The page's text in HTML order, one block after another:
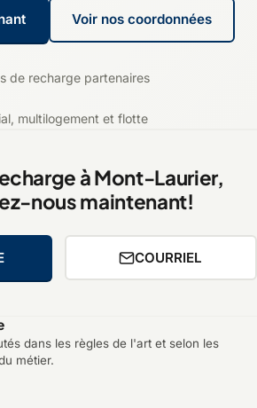
Voir nos coordonnées
de recharge partenaires
multilogement et flotte
à Mont-Laurier,
nous maintenant!
COURRIEL
dans les règles de l'art et selon les
métier.